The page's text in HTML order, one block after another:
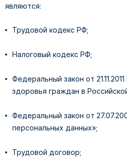
являются:
Трудовой кодекс РФ;
Налоговый кодекс РФ;
Федеральный закон от
здоровья граждан в
Федеральный закон от
персональных данных»;
Трудовой договор;